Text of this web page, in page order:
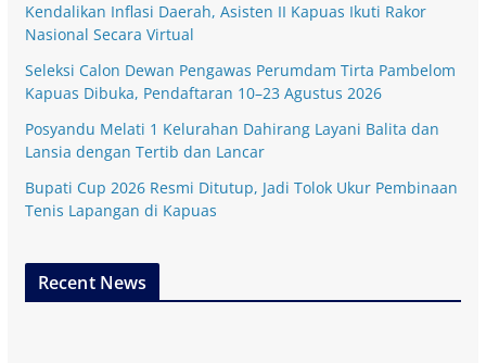
Kendalikan Inflasi Daerah, Asisten II Kapuas Ikuti Rakor
Nasional Secara Virtual
Seleksi Calon Dewan Pengawas Perumdam Tirta Pambelom
Kapuas Dibuka, Pendaftaran 10–23 Agustus 2026
Posyandu Melati 1 Kelurahan Dahirang Layani Balita dan
Lansia dengan Tertib dan Lancar
Bupati Cup 2026 Resmi Ditutup, Jadi Tolok Ukur Pembinaan
Tenis Lapangan di Kapuas
Recent News